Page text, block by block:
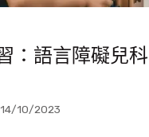
：語言障礙兒
14/10/2023